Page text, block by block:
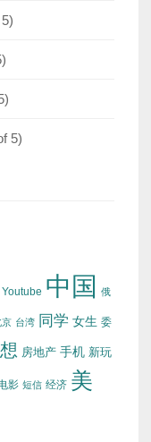
5)
Youtube 中国 俄
京 台湾 同学 女生 委
房地产 手机 新玩
影 短信 经济 美